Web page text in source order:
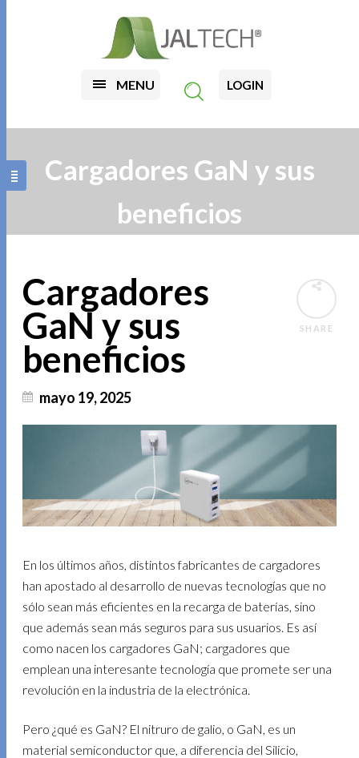
MENU LOGIN
Cargadores GaN y sus
beneficios
SHARE
Cargadores
GaN y sus
beneficios
mayo 19, 2025
En los últimos años, distintos fabricantes de cargadores
han apostado al desarrollo de nuevas tecnologías que no
sólo sean más eficientes en la recarga de baterías, sino
que además sean más seguros para sus usuarios. Es así
como nacen los cargadores GaN; cargadores que
emplean una interesante tecnología que promete ser una
revolución en la industria de la electrónica.
Pero ¿qué es GaN? El nitruro de galio, o GaN, es un
material semiconductor que, a diferencia del Silicio,